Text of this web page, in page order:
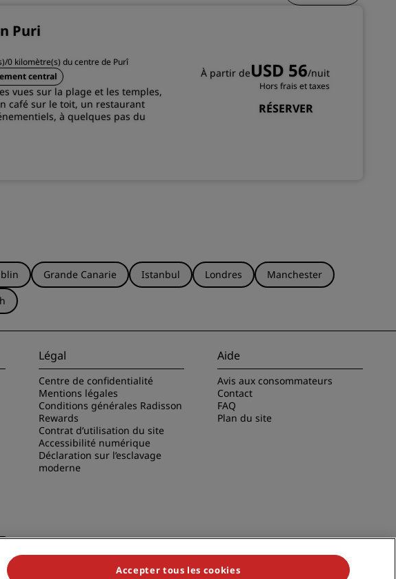
Puri
0 kilomètre(s) du centre de Purî
central
vues sur la plage et les temples,
café sur le toit, un restaurant
à quelques pas du
À partir deUSD 56/nuit
Hors frais et taxes
RÉSERVER
Grande Canarie Istanbul Londres
Manchester
Légal
Centre de confidentialité
Mentions légales
Conditions générales Radisson
Rewards
Contrat d’utilisation du site
Accessibilité numérique
Déclaration sur l’esclavage
moderne
Aide
Avis aux consommateurs
Contact
FAQ
Plan du site
Accepter tous les cookies